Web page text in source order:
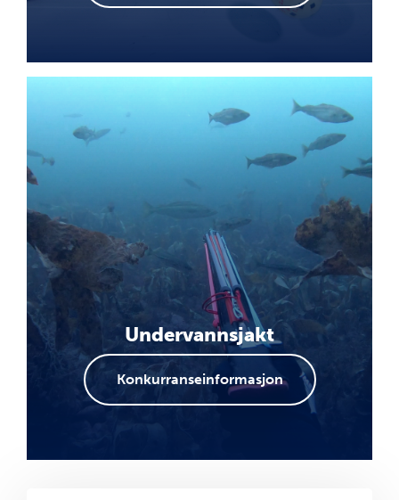
Undervannsjakt
Konkurranseinformasjon